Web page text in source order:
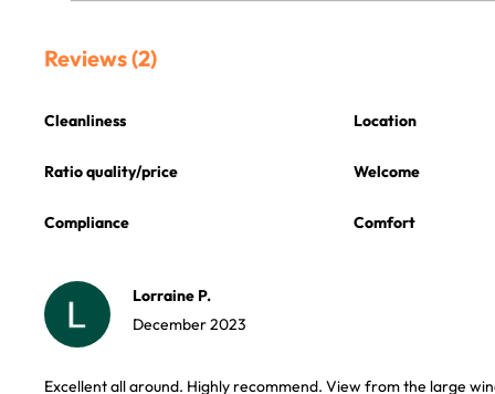
Reviews (2)
Cleanliness Location
Ratio quality/price Welcome
Compliance Comfort
Lorraine P.
December 2023
Excellent all around. Highly recommend. View from the large